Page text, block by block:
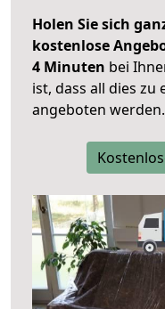
Holen Sie sich
kostenlose
4 Minuten bei
ist, dass all dies zu
angeboten werden.